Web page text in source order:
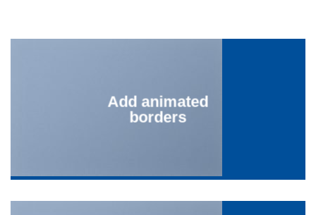
Add animated
borders